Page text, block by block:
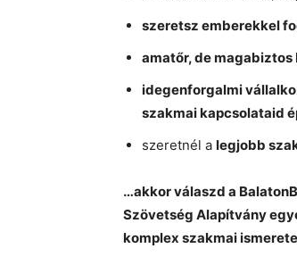
szeretsz emberekkel
amatőr, de
idegenforgalmi
szakmai kapcsolataid
szeretnél a legjobb
…akkor válaszd a
Szövetség Alapítvány
komplex szakmai